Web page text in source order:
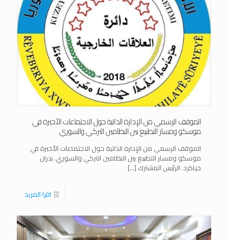
الموقف الرسمي من الإدارة الذاتية حول الاجتماعات الأخيرة في
موسكو ومسار التطبيع بين النظامين التركي والسوري
الموقف الرسمي من الإدارة الذاتية حول الاجتماعات الأخيرة في
موسكو ومسار التطبيع بين النظامين التركي والسوري. بدران
جياكرد. الرئيس المشترك […]
اقرا المزيد